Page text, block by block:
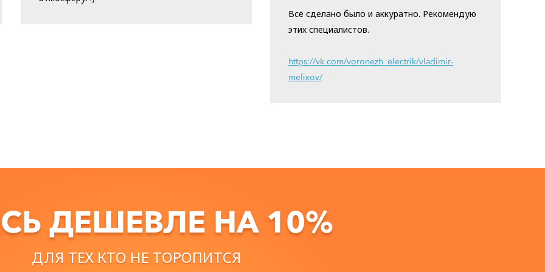
Всё сделано было и аккуратно. Рекомендую
этих специалистов.
https://vk.com/voronezh_electrik/vladimir-
melixov/
ДЕШЕВЛЕ НА 10%
ДЛЯ ТЕХ КТО НЕ ТОРОПИТСЯ